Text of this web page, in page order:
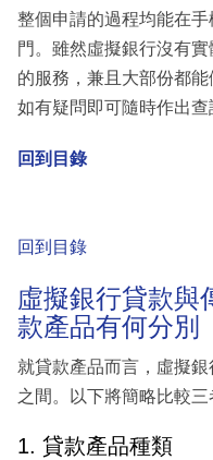
整個申請的過程均能在
門。雖然虛擬銀行沒有
的服務，兼且大部份都
如有疑問即可隨時作出查
回到目錄
回到目錄
虛擬銀行貸款與
款產品有何分別
就貸款產品而言，虛擬
之間。以下將簡略比較三
1. 貸款產品種類